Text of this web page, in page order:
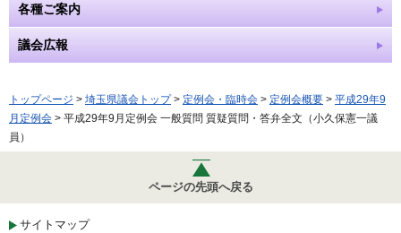
各種ご案内
議会広報
トップページ > 埼玉県議会トップ> 定例会・臨時会 > 定例会概要 > 平成29年9
月定例会 > 平成29年9月定例会 一般質問 質疑質問・答弁全文（小久保憲一議
員）
ページの先頭へ戻る
サイトマップ